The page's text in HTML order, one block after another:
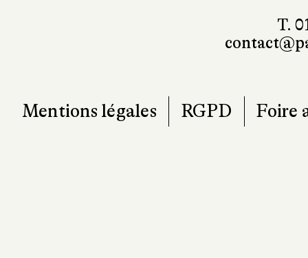
T.
Mentions légales RGPD Foire